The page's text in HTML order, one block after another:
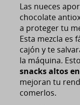
Las nueces
chocolate
a proteger tu
Esta mezcla es
cajón y te
la máquina.
snacks altos
mejoran tu
comerlos.